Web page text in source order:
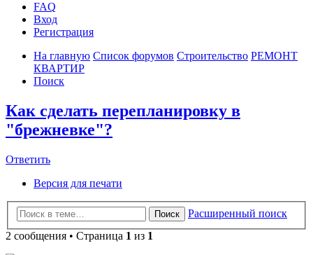
FAQ
Вход
Регистрация
На главную Список форумов Строительство РЕМОНТ
КВАРТИР
Поиск
Как сделать перепланировку в
"брежневке"?
Ответить
Ответить
Версия для печати
Поиск
Расширенный поиск
2 сообщения • Страница 1 из 1